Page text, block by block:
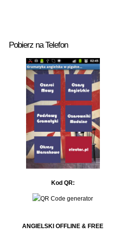
Pobierz na Telefon
Kod QR:
ANGIELSKI OFFLINE & FREE